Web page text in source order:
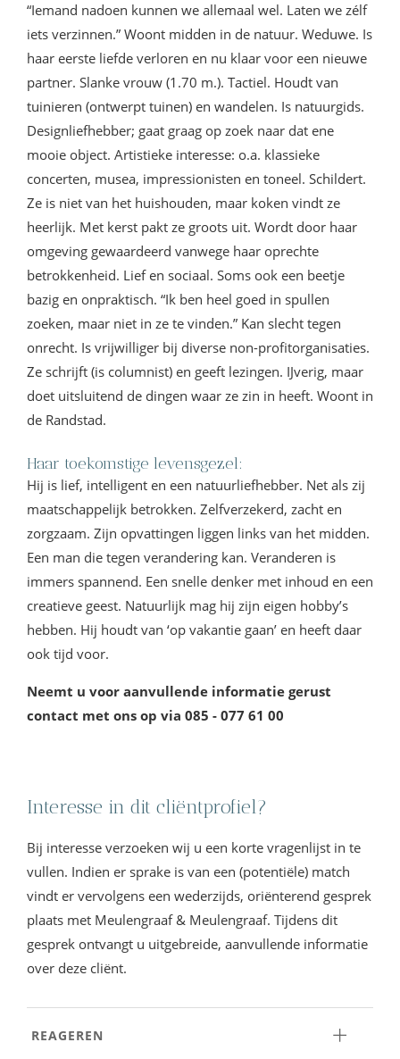
“Iemand nadoen kunnen we allemaal wel. Laten we zélf
iets verzinnen.” Woont midden in de natuur. Weduwe. Is
haar eerste liefde verloren en nu klaar voor een nieuwe
partner. Slanke vrouw (1.70 m.). Tactiel. Houdt van
tuinieren (ontwerpt tuinen) en wandelen. Is natuurgids.
Designliefhebber; gaat graag op zoek naar dat ene
mooie object. Artistieke interesse: o.a. klassieke
concerten, musea, impressionisten en toneel. Schildert.
Ze is niet van het huishouden, maar koken vindt ze
heerlijk. Met kerst pakt ze groots uit. Wordt door haar
omgeving gewaardeerd vanwege haar oprechte
betrokkenheid. Lief en sociaal. Soms ook een beetje
bazig en onpraktisch. “Ik ben heel goed in spullen
zoeken, maar niet in ze te vinden.” Kan slecht tegen
onrecht. Is vrijwilliger bij diverse non-profitorganisaties.
Ze schrijft (is columnist) en geeft lezingen. IJverig, maar
doet uitsluitend de dingen waar ze zin in heeft. Woont in
de Randstad.
Haar toekomstige levensgezel:
Hij is lief, intelligent en een natuurliefhebber. Net als zij
maatschappelijk betrokken. Zelfverzekerd, zacht en
zorgzaam. Zijn opvattingen liggen links van het midden.
Een man die tegen verandering kan. Veranderen is
immers spannend. Een snelle denker met inhoud en een
creatieve geest. Natuurlijk mag hij zijn eigen hobby’s
hebben. Hij houdt van ‘op vakantie gaan’ en heeft daar
ook tijd voor.
Neemt u voor aanvullende informatie gerust
contact met ons op via 085 - 077 61 00
Interesse in dit cliëntprofiel?
Bij interesse verzoeken wij u een korte vragenlijst in te
vullen. Indien er sprake is van een (potentiële) match
vindt er vervolgens een wederzijds, oriënterend gesprek
plaats met Meulengraaf & Meulengraaf. Tijdens dit
gesprek ontvangt u uitgebreide, aanvullende informatie
over deze cliënt.
REAGEREN